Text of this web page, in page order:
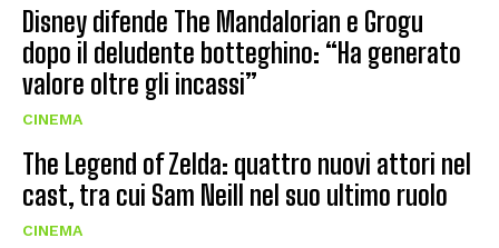
Disney difende The Mandalorian e Grogu
dopo il deludente botteghino: “Ha generato
valore oltre gli incassi”
CINEMA
The Legend of Zelda: quattro nuovi attori nel
cast, tra cui Sam Neill nel suo ultimo ruolo
CINEMA